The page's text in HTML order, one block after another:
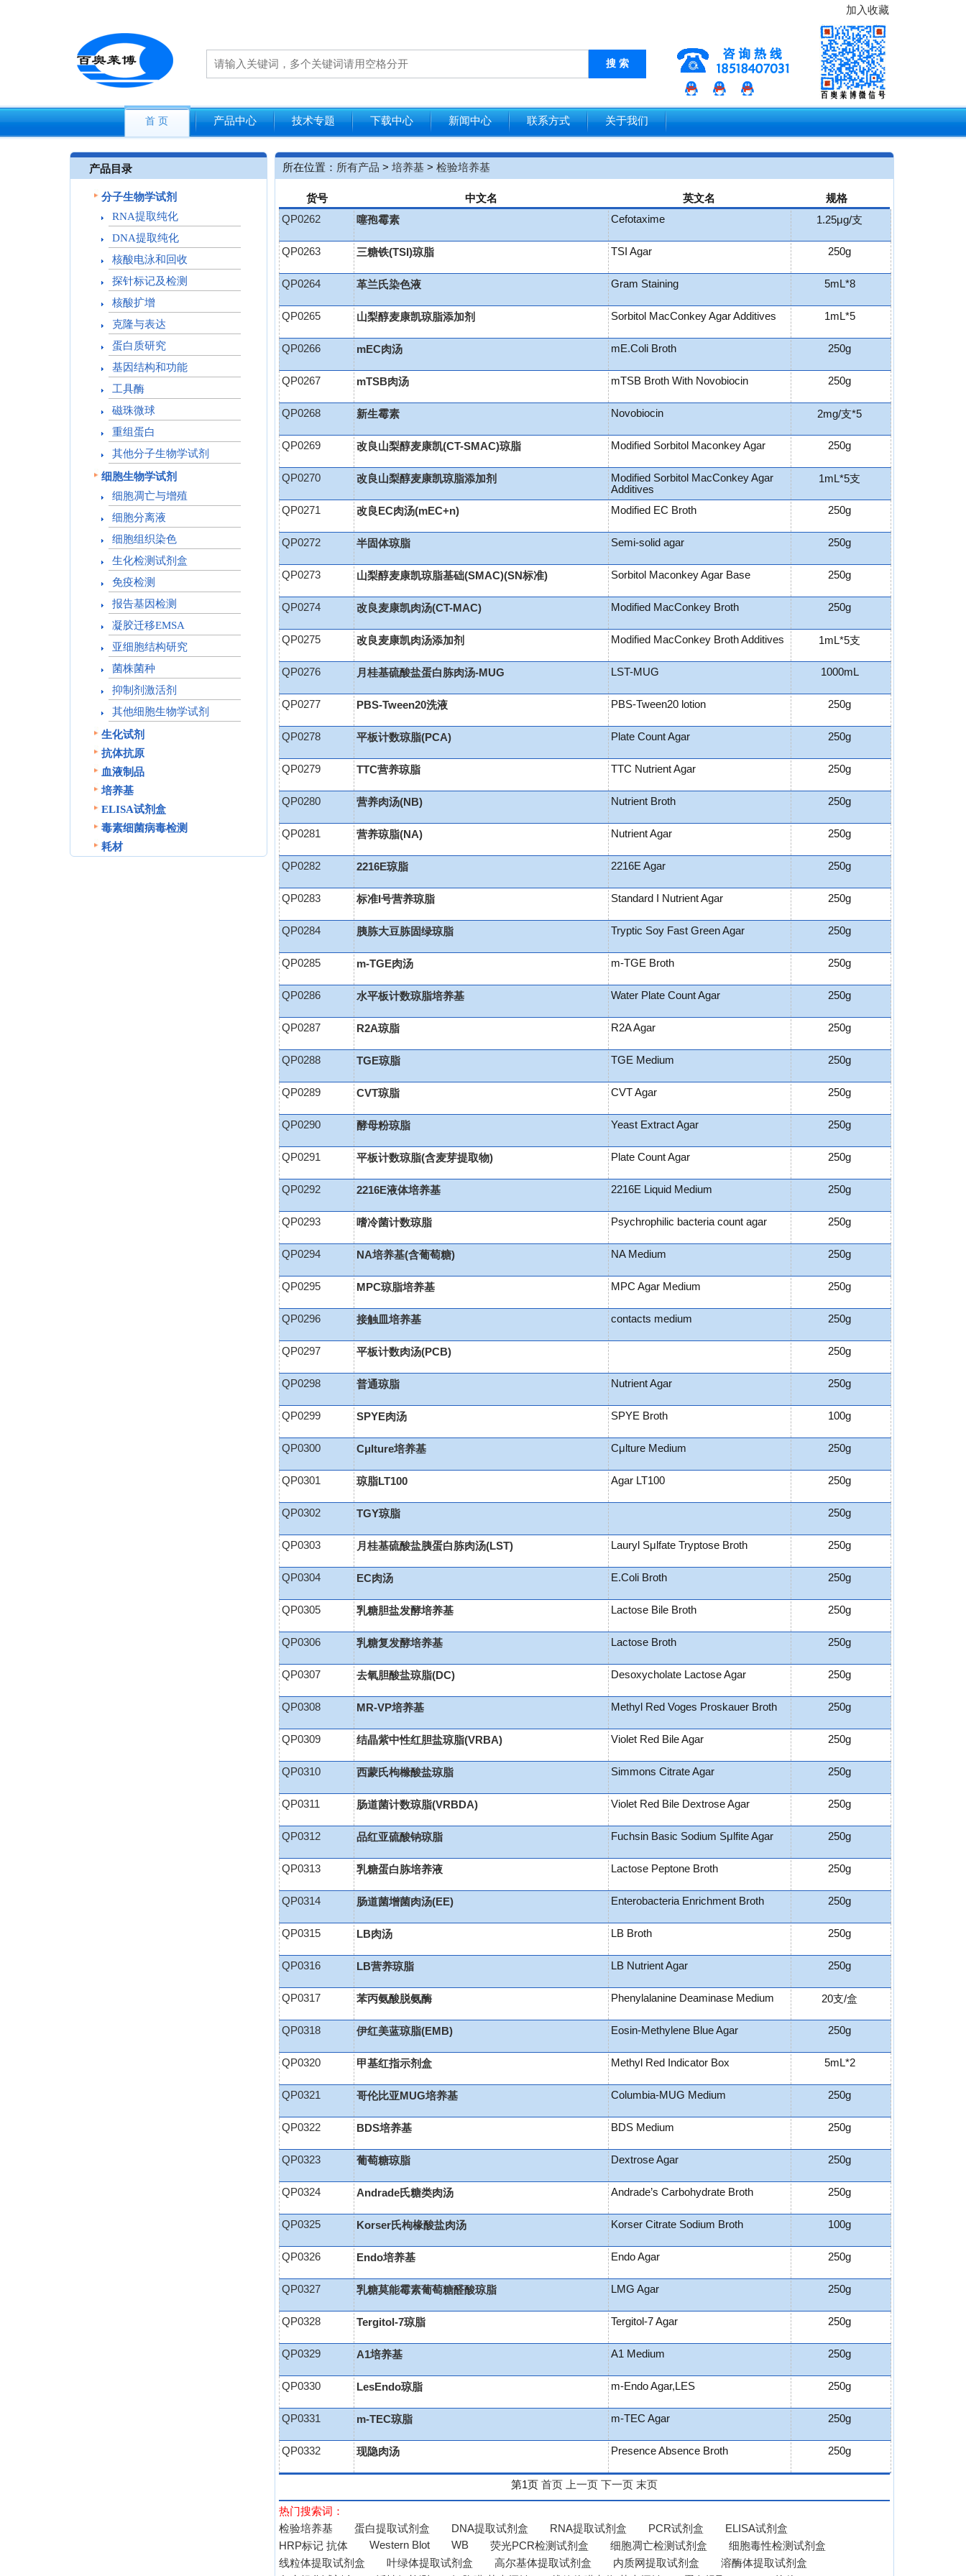
加入收藏
搜 索
首 页 产品中心 技术专题 下载中心 新闻中心 联系方式 关于我们
产品目录
分子生物学试剂
RNA提取纯化
DNA提取纯化
核酸电泳和回收
探针标记及检测
核酸扩增
克隆与表达
蛋白质研究
基因结构和功能
工具酶
磁珠微球
重组蛋白
其他分子生物学试剂
细胞生物学试剂
细胞凋亡与增殖
细胞分离液
细胞组织染色
生化检测试剂盒
免疫检测
报告基因检测
凝胶迁移EMSA
亚细胞结构研究
菌株菌种
抑制剂激活剂
其他细胞生物学试剂
生化试剂
抗体抗原
血液制品
培养基
ELISA试剂盒
毒素细菌病毒检测
耗材
所在位置： 所有产品 > 培养基 > 检验培养基
货号 中文名 英文名
规格
QP0262
噻孢霉素 Cefotaxime 1.25μg/支
QP0263 三糖铁(TSI)琼脂 TSI Agar 250g
QP0264 革兰氏染色液 Gram Staining 5mL*8
QP0265 山梨醇麦康凯琼脂添加剂 Sorbitol MacConkey Agar Additives 1mL*5
QP0266 mEC肉汤 mE.Coli Broth 250g
QP0267 mTSB肉汤 mTSB Broth With Novobiocin 250g
QP0268 新生霉素 Novobiocin 2mg/支*5
QP0269 改良山梨醇麦康凯(CT-SMAC)琼脂 Modified Sorbitol Maconkey Agar 250g
QP0270 改良山梨醇麦康凯琼脂添加剂
Modified Sorbitol MacConkey Agar
Additives
1mL*5支
QP0271 改良EC肉汤(mEC+n) Modified EC Broth 250g
QP0272 半固体琼脂 Semi-solid agar 250g
QP0273 山梨醇麦康凯琼脂基础(SMAC)(SN标准) Sorbitol Maconkey Agar Base 250g
QP0274 改良麦康凯肉汤(CT-MAC) Modified MacConkey Broth 250g
QP0275 改良麦康凯肉汤添加剂 Modified MacConkey Broth Additives 1mL*5支
QP0276 月桂基硫酸盐蛋白胨肉汤-MUG LST-MUG 1000mL
QP0277 PBS-Tween20洗液 PBS-Tween20 lotion 250g
QP0278 平板计数琼脂(PCA) Plate Count Agar 250g
QP0279 TTC营养琼脂 TTC Nutrient Agar 250g
QP0280 营养肉汤(NB) Nutrient Broth 250g
QP0281 营养琼脂(NA) Nutrient Agar 250g
QP0282 2216E琼脂 2216E Agar 250g
QP0283 标准I号营养琼脂 Standard I Nutrient Agar 250g
QP0284 胰胨大豆胨固绿琼脂 Tryptic Soy Fast Green Agar 250g
QP0285 m-TGE肉汤 m-TGE Broth 250g
QP0286 水平板计数琼脂培养基 Water Plate Count Agar 250g
QP0287 R2A琼脂 R2A Agar 250g
QP0288 TGE琼脂 TGE Medium 250g
QP0289 CVT琼脂 CVT Agar 250g
QP0290 酵母粉琼脂 Yeast Extract Agar 250g
QP0291 平板计数琼脂(含麦芽提取物) Plate Count Agar 250g
QP0292 2216E液体培养基 2216E Liquid Medium 250g
QP0293 嗜冷菌计数琼脂 Psychrophilic bacteria count agar 250g
QP0294 NA培养基(含葡萄糖) NA Medium 250g
QP0295 MPC琼脂培养基 MPC Agar Medium 250g
QP0296 接触皿培养基 contacts medium 250g
QP0297 平板计数肉汤(PCB) 250g
QP0298 普通琼脂 Nutrient Agar 250g
QP0299 SPYE肉汤 SPYE Broth 100g
QP0300 Cμlture培养基 Cμlture Medium 250g
QP0301 琼脂LT100 Agar LT100 250g
QP0302 TGY琼脂 250g
QP0303 月桂基硫酸盐胰蛋白胨肉汤(LST) Lauryl Sμlfate Tryptose Broth 250g
QP0304 EC肉汤 E.Coli Broth 250g
QP0305 乳糖胆盐发酵培养基 Lactose Bile Broth 250g
QP0306 乳糖复发酵培养基 Lactose Broth 250g
QP0307 去氧胆酸盐琼脂(DC) Desoxycholate Lactose Agar 250g
QP0308 MR-VP培养基 Methyl Red Voges Proskauer Broth 250g
QP0309 结晶紫中性红胆盐琼脂(VRBA) Violet Red Bile Agar 250g
QP0310 西蒙氏枸橼酸盐琼脂 Simmons Citrate Agar 250g
QP0311 肠道菌计数琼脂(VRBDA) Violet Red Bile Dextrose Agar 250g
QP0312 品红亚硫酸钠琼脂 Fuchsin Basic Sodium Sμlfite Agar 250g
QP0313 乳糖蛋白胨培养液 Lactose Peptone Broth 250g
QP0314 肠道菌增菌肉汤(EE) Enterobacteria Enrichment Broth 250g
QP0315 LB肉汤 LB Broth 250g
QP0316 LB营养琼脂 LB Nutrient Agar 250g
QP0317 苯丙氨酸脱氨酶 Phenylalanine Deaminase Medium 20支/盒
QP0318 伊红美蓝琼脂(EMB) Eosin-Methylene Blue Agar 250g
QP0320 甲基红指示剂盒 Methyl Red Indicator Box 5mL*2
QP0321 哥伦比亚MUG培养基 Columbia-MUG Medium 250g
QP0322 BDS培养基 BDS Medium 250g
QP0323 葡萄糖琼脂 Dextrose Agar 250g
QP0324 Andrade氏糖类肉汤 Andrade’s Carbohydrate Broth 250g
QP0325 Korser氏枸椽酸盐肉汤 Korser Citrate Sodium Broth 100g
QP0326 Endo培养基 Endo Agar 250g
QP0327 乳糖莫能霉素葡萄糖醛酸琼脂 LMG Agar 250g
QP0328 Tergitol-7琼脂 Tergitol-7 Agar 250g
QP0329 A1培养基 A1 Medium 250g
QP0330 LesEndo琼脂 m-Endo Agar,LES 250g
QP0331 m-TEC琼脂 m-TEC Agar 250g
QP0332 现隐肉汤 Presence Absence Broth 250g
第1页 首页 上一页 下一页 末页
热门搜索词：
检验培养基
蛋白提取试剂盒 DNA提取试剂盒 RNA提取试剂盒 PCR试剂盒
ELISA试剂盒
HRP标记 抗体
Western Blot WB 荧光PCR检测试剂盒 细胞凋亡检测试剂盒
细胞毒性检测试剂盒
线粒体提取试剂盒
叶绿体提取试剂盒 高尔基体提取试剂盒 内质网提取试剂盒
溶酶体提取试剂盒